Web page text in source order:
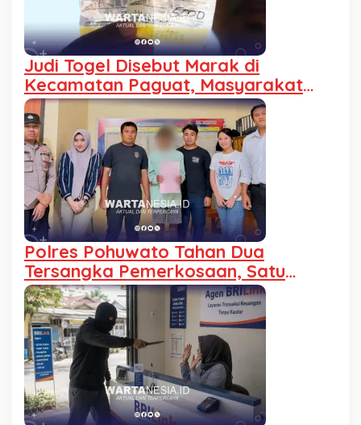
Judi Togel Disebut Marak di
Kecamatan Paguat, Masyarakat
Minta Polisi Bertindak
Polres Pohuwato Tahan Dua
Tersangka Pemerkosaan, Satu
Pelaku Anak Jalani Hukuman Khusus